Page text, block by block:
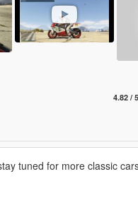
4.82 /
tuned for more classic